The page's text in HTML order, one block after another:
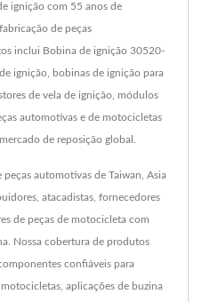
ignição com 55 anos de
de peças
inclui Bobina de ignição 30520-
ignição, bobinas de ignição para
de vela de ignição, módulos
automotivas e de motocicletas
de reposição global.
automotivas de Taiwan, Asia
atacadistas, fornecedores
de peças de motocicleta com
Nossa cobertura de produtos
confiáveis para
aplicações de buzina